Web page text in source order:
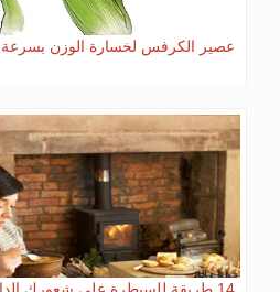
عصير الكرفس لخسارة الوزن بسرعة
14 طريقة للسيطرة على شعورك الدائم بالجوع في الشتاء